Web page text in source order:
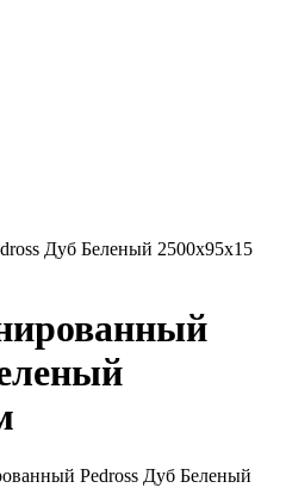
Дуб Беленый 2500х95х15